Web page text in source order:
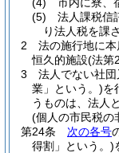
(5)
法人課税信
り法人税を課
2
法の施行地に
恒久的施設(法第
3
法人でない社
業」という。)を
うものは、法人
(個人の市民税の
第24条
次の各号
得割」という。)